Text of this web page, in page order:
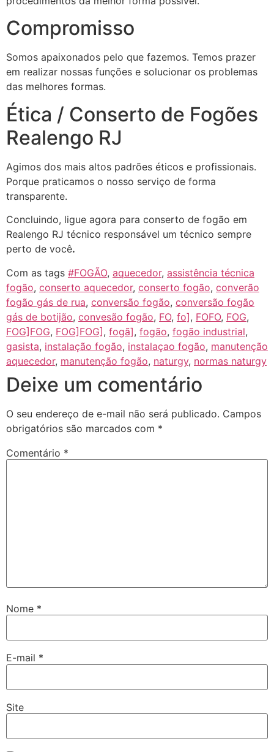
Compromisso
Somos apaixonados pelo que fazemos. Temos prazer
em realizar nossas funções e solucionar os problemas
das melhores formas.
Ética / Conserto de Fogões
Realengo RJ
Agimos dos mais altos padrões éticos e profissionais.
Porque praticamos o nosso serviço de forma
transparente.
Concluindo, ligue agora para conserto de fogão em
Realengo RJ técnico responsável um técnico sempre
perto de você.
Com as tags #FOGÃO, aquecedor, assistência técnica
fogão, conserto aquecedor, conserto fogão, converão
fogão gás de rua, conversão fogão, conversão fogão
gás de botijão, convesão fogão, FO, fo], FOFO, FOG,
FOG]FOG, FOG]FOG], fogã], fogão, fogão industrial,
gasista, instalação fogão, instalaçao fogão, manutenção
aquecedor, manutenção fogão, naturgy, normas naturgy
Deixe um comentário
O seu endereço de e-mail não será publicado. Campos
obrigatórios são marcados com *
Comentário *
Nome *
E-mail *
Site